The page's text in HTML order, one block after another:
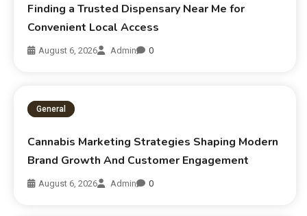
Finding a Trusted Dispensary Near Me for
Convenient Local Access
August 6, 2026 Admin 0
General
Cannabis Marketing Strategies Shaping Modern
Brand Growth And Customer Engagement
August 6, 2026 Admin 0